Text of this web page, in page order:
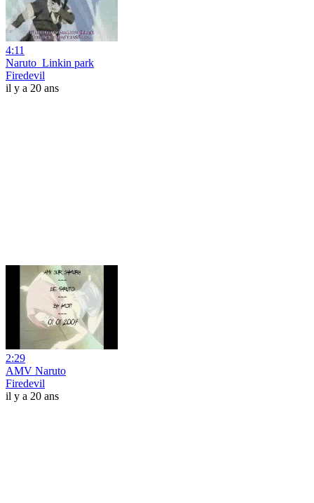
4:11
Naruto_Linkin park
Firedevil
il y a 20 ans
2:29
AMV Naruto
Firedevil
il y a 20 ans